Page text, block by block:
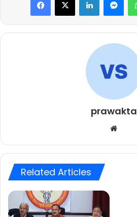
prawakta
Related Articles